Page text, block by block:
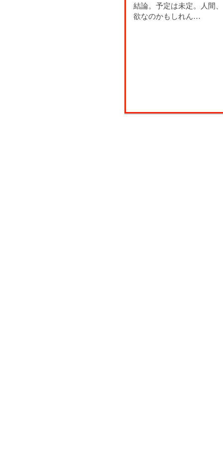
結論。予定は未定。人間
欲なのかもしれん…